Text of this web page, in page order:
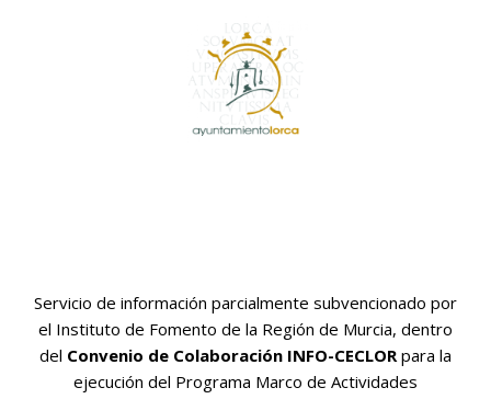
Servicio de información parcialmente subvencionado por
el Instituto de Fomento de la Región de Murcia, dentro
del Convenio de Colaboración INFO-CECLOR para la
ejecución del Programa Marco de Actividades